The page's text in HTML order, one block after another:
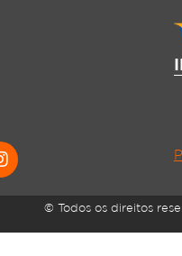
© Todos os direitos